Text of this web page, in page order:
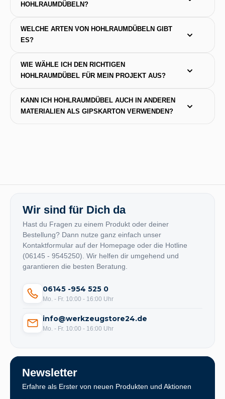
HOHLRAUMDÜBELN?
WELCHE ARTEN VON HOHLRAUMDÜBELN GIBT
ES?
WIE WÄHLE ICH DEN RICHTIGEN
HOHLRAUMDÜBEL FÜR MEIN PROJEKT AUS?
KANN ICH HOHLRAUMDÜBEL AUCH IN ANDEREN
MATERIALIEN ALS GIPSKARTON VERWENDEN?
Wir sind für Dich da
Hast du Fragen zu einem Produkt oder deiner
Bestellung? Dann nutze ganz einfach unser
Kontaktformular auf der Homepage oder die Hotline
(06145 - 9545250). Wir helfen dir umgehend und
garantieren die besten Beratung.
06145 -954 525 0
Mo. - Fr. 10:00 - 16:00 Uhr
info@werkzeugstore24.de
Mo. - Fr. 10:00 - 16:00 Uhr
Newsletter
Erfahre als Erster von neuen Produkten und Aktionen